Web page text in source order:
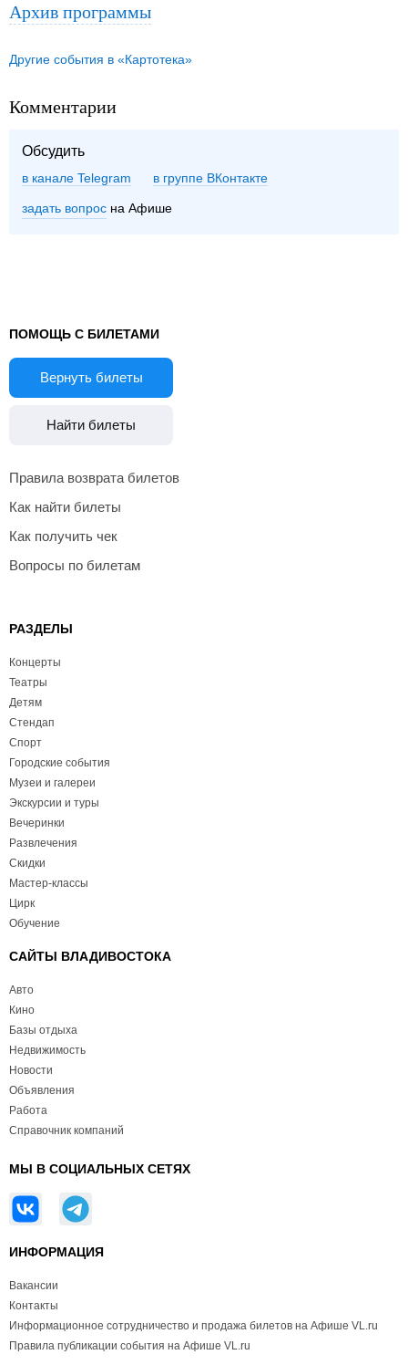
Архив программы
Другие события в «Картотека»
Комментарии
Обсудить
в канале Telegram группе ВКонтакте
задать вопрос на Афише
ПОМОЩЬ С БИЛЕТАМИ
Вернуть билеты
Найти билеты
Правила возврата билетов
Как найти билеты
Как получить чек
Вопросы по билетам
РАЗДЕЛЫ
Концерты
Театры
Детям
Стендап
Спорт
Городские события
Музеи и галереи
Экскурсии и туры
Вечеринки
Развлечения
Скидки
Мастер-классы
Цирк
Обучение
САЙТЫ ВЛАДИВОСТОКА
Авто
Кино
Базы отдыха
Недвижимость
Новости
Объявления
Работа
Справочник компаний
МЫ В СОЦИАЛЬНЫХ СЕТЯХ
ИНФОРМАЦИЯ
Вакансии
Контакты
Информационное сотрудничество и продажа билетов на Афише VL.ru
Правила публикации события на Афише VL.ru